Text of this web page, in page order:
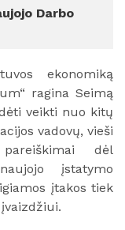
Darbo
ekonomiką
ragina Seimą
veikti nuo kitų
vadovų, vieši
dėl
įstatymo
įtakos tiek